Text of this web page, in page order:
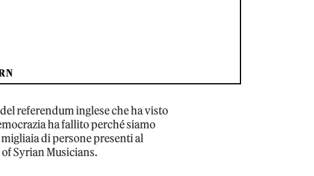
referendum inglese che ha visto
ha fallito perché siamo
di persone presenti al
Syrian Musicians.